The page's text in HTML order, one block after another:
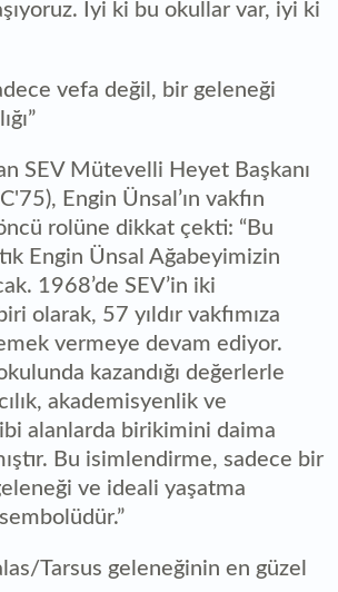
İyi ki bu okullar var, iyi ki
vefa değil, bir geleneği
SEV Mütevelli Heyet Başkanı
Engin Ünsal’ın vakfın
rolüne dikkat çekti: “Bu
Engin Ünsal Ağabeyimizin
1968’de SEV’in iki
olarak, 57 yıldır vakfımıza
vermeye devam ediyor.
kazandığı değerlerle
akademisyenlik ve
alanlarda birikimini daima
Bu isimlendirme, sadece bir
ve ideali yaşatma
sembolüdür.”
Tarsus geleneğinin en güzel